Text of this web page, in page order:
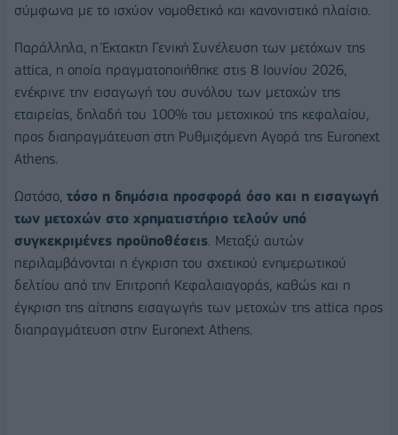
σύμφωνα με το ισχύον νομοθετικό και κανονιστικό πλαίσιο.
Παράλληλα, η Έκτακτη Γενική Συνέλευση των μετόχων της
attica, η οποία πραγματοποιήθηκε στις 8 Ιουνίου 2026,
ενέκρινε την εισαγωγή του συνόλου των μετοχών της
εταιρείας, δηλαδή του 100% του μετοχικού της κεφαλαίου,
προς διαπραγμάτευση στη Ρυθμιζόμενη Αγορά της Euronext
Athens.
Ωστόσο, τόσο η δημόσια προσφορά όσο και η εισαγωγή
των μετοχών στο χρηματιστήριο τελούν υπό
συγκεκριμένες προϋποθέσεις. Μεταξύ αυτών
περιλαμβάνονται η έγκριση του σχετικού ενημερωτικού
δελτίου από την Επιτροπή Κεφαλαιαγοράς, καθώς και η
έγκριση της αίτησης εισαγωγής των μετοχών της attica προς
διαπραγμάτευση στην Euronext Athens.